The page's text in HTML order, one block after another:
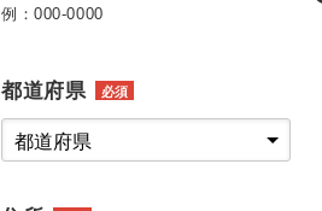
例：000-0000
都道府県 必須